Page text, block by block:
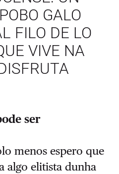
GALO
FILO DE LO
VIVE NA
ser
menos espero que
algo elitista dunha